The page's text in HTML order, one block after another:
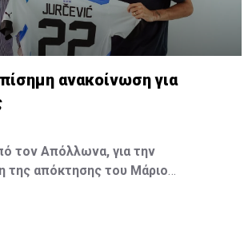
ανακοίνωση για
τον Απόλλωνα, για την
της απόκτησης του Μάριο